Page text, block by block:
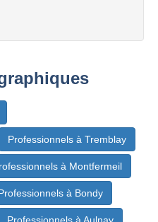
Professionnels à Tremblay
à Montfermeil
à Bondy